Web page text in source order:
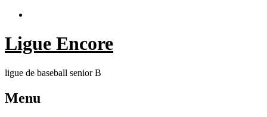
Ligue Encore
ligue de baseball senior B
Menu